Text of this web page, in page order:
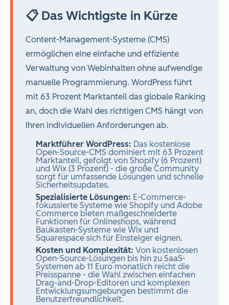
📋 Das Wichtigste in Kürze
Content-Management-Systeme (CMS)
ermöglichen eine einfache und effiziente
Verwaltung von Webinhalten ohne aufwendige
manuelle Programmierung. WordPress führt
mit 63 Prozent Marktanteil das globale Ranking
an, doch die Wahl des richtigen CMS hängt von
Ihren individuellen Anforderungen ab.
Marktführer WordPress: Das kostenlose
Open-Source-CMS dominiert mit 63 Prozent
Marktanteil, gefolgt von Shopify (6 Prozent)
und Wix (3 Prozent) - die große Community
sorgt für umfassende Lösungen und schnelle
Sicherheitsupdates.
Spezialisierte Lösungen: E-Commerce-
fokussierte Systeme wie Shopify und Adobe
Commerce bieten maßgeschneiderte
Funktionen für Onlineshops, während
Baukasten-Systeme wie Wix und
Squarespace sich für Einsteiger eignen.
Kosten und Komplexität: Von kostenlosen
Open-Source-Lösungen bis hin zu SaaS-
Systemen ab 11 Euro monatlich reicht die
Preisspanne - die Wahl zwischen einfachen
Drag-and-Drop-Editoren und komplexen
Entwicklungsumgebungen bestimmt die
Benutzerfreundlichkeit.